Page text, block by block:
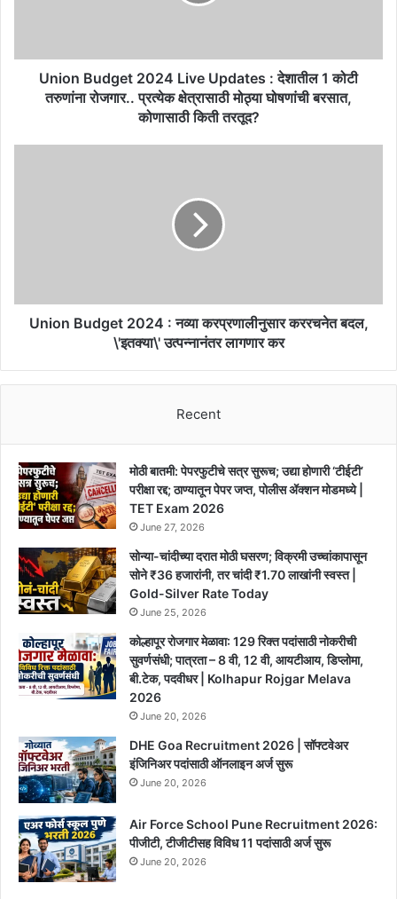
कोटी
तरुणांना
रोजगार..
Union Budget 2024 Live Updates : देशातील 1 कोटी
तरुणांना रोजगार.. प्रत्येक क्षेत्रासाठी मोठ्या घोषणांची बरसात,
कोणासाठी किती तरतूद?
\'इतक्या\'
उत्पन्नानंतर
Union Budget 2024 : नव्या करप्रणालीनुसार कररचनेत बदल,
\'इतक्या\' उत्पन्नानंतर लागणार कर
Recent
मोठी बातमी: पेपरफुटीचे सत्र सुरूच; उद्या होणारी ‘टीईटी’
परीक्षा रद्द; ठाण्यातून पेपर जप्त, पोलीस ॲक्शन मोडमध्ये |
TET Exam 2026
June 27, 2026
सोन्या-चांदीच्या दरात मोठी घसरण; विक्रमी उच्चांकापासून
सोने ₹36 हजारांनी, तर चांदी ₹1.70 लाखांनी स्वस्त |
Gold-Silver Rate Today
June 25, 2026
कोल्हापूर रोजगार मेळावा: 129 रिक्त पदांसाठी नोकरीची
सुवर्णसंधी; पात्रता – 8 वी, 12 वी, आयटीआय, डिप्लोमा,
बी.टेक, पदवीधर | Kolhapur Rojgar Melava
2026
June 20, 2026
DHE Goa Recruitment 2026 | सॉफ्टवेअर
इंजिनिअर पदांसाठी ऑनलाइन अर्ज सुरू
June 20, 2026
Air Force School Pune Recruitment 2026:
पीजीटी, टीजीटीसह विविध 11 पदांसाठी अर्ज सुरू
June 20, 2026